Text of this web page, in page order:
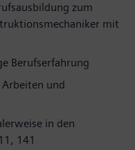
zum
mit
Berufserfahrung
und
in den
141